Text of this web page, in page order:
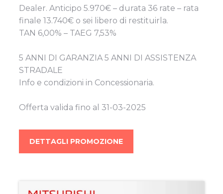
Dealer. Anticipo 5.970€ – durata 36 rate – rata
finale 13.740€ o sei libero di restituirla.
TAN 6,00% – TAEG 7,53%
5 ANNI DI GARANZIA 5 ANNI DI ASSISTENZA
STRADALE
Info e condizioni in Concessionaria.
Offerta valida fino al 31-03-2025
DETTAGLI PROMOZIONE